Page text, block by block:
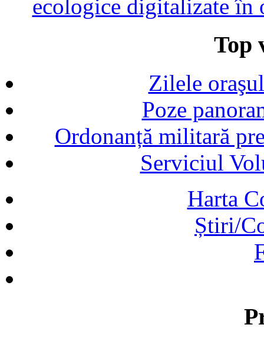
ecologice digitalizate în
Top
Zilele
Poze
Ordonanță militară
Serviciul
Harta
Știri/